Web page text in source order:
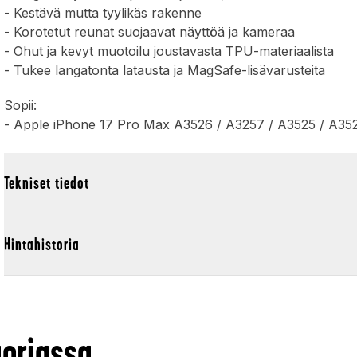
- Kestävä mutta tyylikäs rakenne
- Korotetut reunat suojaavat näyttöä ja kameraa
- Ohut ja kevyt muotoilu joustavasta TPU-materiaalista
- Tukee langatonta latausta ja MagSafe-lisävarusteita
Sopii:
- Apple iPhone 17 Pro Max A3526 / A3257 / A3525 /
Tekniset tiedot
Hintahistoria